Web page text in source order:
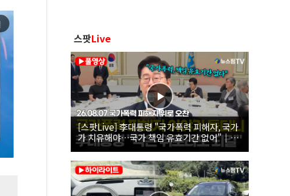
스팟Live
[스팟Live] 李대통령 "국가폭력 피해자, 국가
가 치유해야…국가 책임 유효기간 없어"｜
26.08.07 국가폭력 피해자 위로 오찬